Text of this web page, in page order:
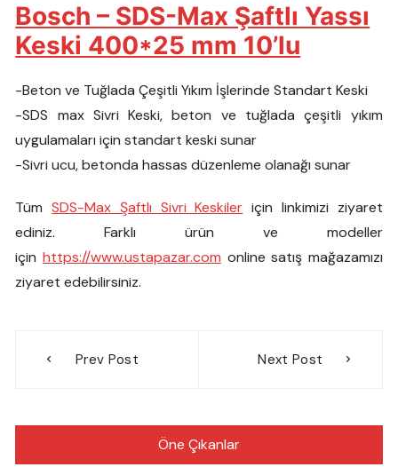
Bosch – SDS-Max Şaftlı Yassı
Keski 400*25 mm 10’lu
-Beton ve Tuğlada Çeşitli Yıkım İşlerinde Standart Keski
-SDS max Sivri Keski, beton ve tuğlada çeşitli yıkım
uygulamaları için standart keski sunar
-Sivri ucu, betonda hassas düzenleme olanağı sunar
TümSDS-Max Şaftlı Sivri Keskiler için linkimizi ziyaret
ediniz. Farklı ürün ve modeller
için https://www.ustapazar.com online satış mağazamızı
ziyaret edebilirsiniz.
gezinmesi
Prev Post Next Post
Öne Çıkanlar